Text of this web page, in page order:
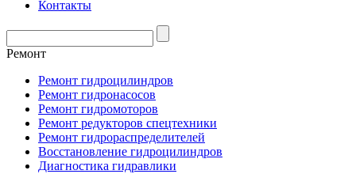
Контакты
Ремонт
Ремонт гидроцилиндров
Ремонт гидронасосов
Ремонт гидромоторов
Ремонт редукторов спецтехники
Ремонт гидрораспределителей
Восстановление гидроцилиндров
Диагностика гидравлики